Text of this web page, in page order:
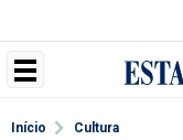
Início Cultura